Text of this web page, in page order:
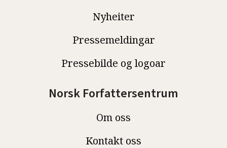
Nyheiter
Pressemeldingar
Pressebilde og logoar
Norsk Forfattersentrum
Om oss
Kontakt oss